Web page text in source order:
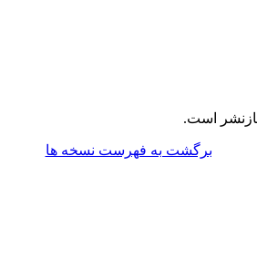
است.
برگشت به فهرست نسخه ها